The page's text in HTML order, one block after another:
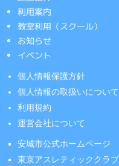
利用案内
教室利用（スクール）
お知らせ
イベント
個人情報保護方針
個人情報の取扱いについて
利用規約
運営会社について
安城市公式ホームページ
東京アスレティッククラブ